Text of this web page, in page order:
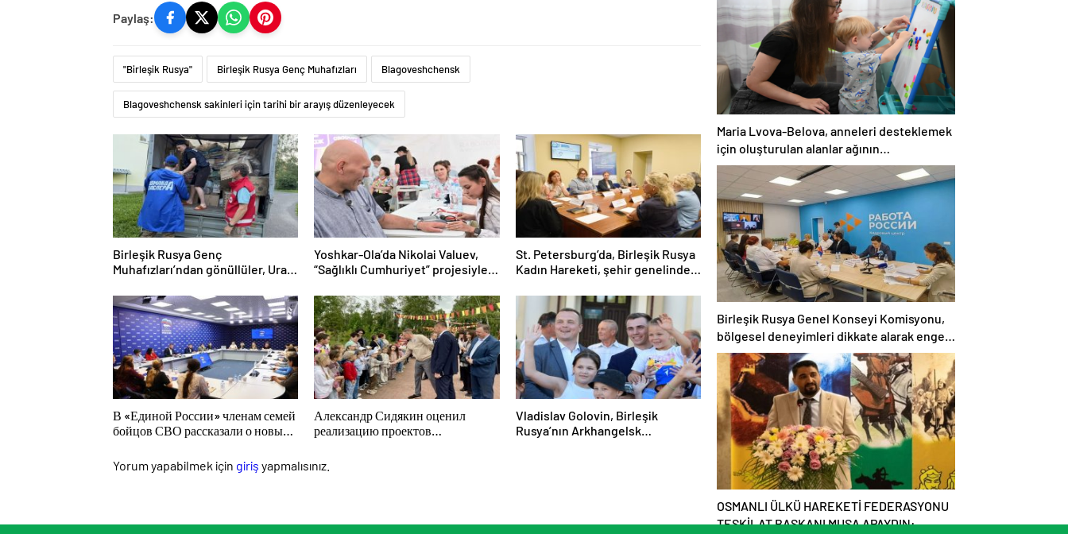
Paylaş:
"Birleşik Rusya" Birleşik Rusya Genç Muhafızları Blagoveshchensk
Blagoveshchensk sakinleri için tarihi bir arayış düzenleyecek
Birleşik Rusya Genç
Muhafızları’ndan gönüllüler, Ural
sonuçlarını ortadan kaldırmaya
yardımcı oluyor
Yoshkar-Ola’da Nikolai Valuev,
“Sağlıklı Cumhuriyet” projesiyle
St. Petersburg’da, Birleşik Rusya
Kadın Hareketi, şehir genelinde
programlarının geliştirilmesi için
öneriler hazırladı
В «Единой России» членам семей
бойцов СВО рассказали о новых
Александр Сидякин оценил
реализацию проектов
области
Vladislav Golovin, Birleşik
Rusya’nın Arkhangelsk
Yorum yapabilmek için giriş yapmalısınız.
Maria Lvova-Belova, anneleri desteklemek
için oluşturulan alanlar ağının
genişletilmesini önerdi
Birleşik Rusya Genel Konseyi Komisyonu,
bölgesel deneyimleri dikkate alarak engelli
bireyler için bir istihdam modeli
geliştirecektir
OSMANLI ÜLKÜ HAREKETİ FEDERASYONU
TEŞKİLAT BAŞKANI MUSA APAYDIN: